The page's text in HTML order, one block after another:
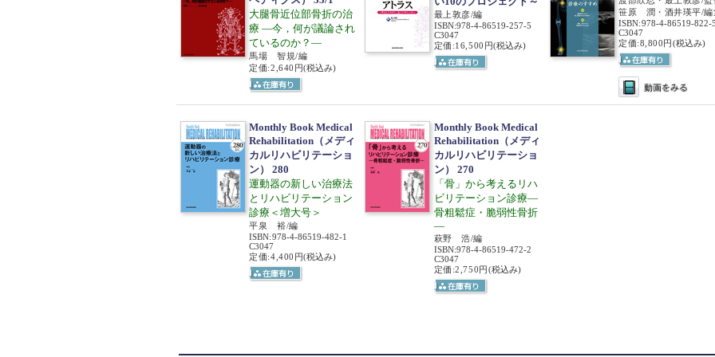
大腿骨近位部骨折の治
療 ―今，何が議論され
ているのか？―
馬場 智規/編
定価:2,640円(税込み)
最上敦彦/編
ISBN:978-4-86519-257-5
C3047
定価:16,500円(税込み)
笹原 潤・酒井瑛平/編
ISBN:978-4-86519-822-
C3047
定価:8,800円(税込み)
Monthly Book Medical
Rehabilitation（メディ
カルリハビリテーショ
ン） 280
運動器の新しい治療法
とリハビリテーション
診療＜増大号＞
平泉 裕/編
ISBN:978-4-86519-482-1
C3047
定価:4,400円(税込み)
Monthly Book Medical
Rehabilitation（メディ
カルリハビリテーショ
ン） 270
「骨」から考えるリハ
ビリテーション診療―
骨粗鬆症・脆弱性骨折
―
萩野 浩/編
ISBN:978-4-86519-472-2
C3047
定価:2,750円(税込み)